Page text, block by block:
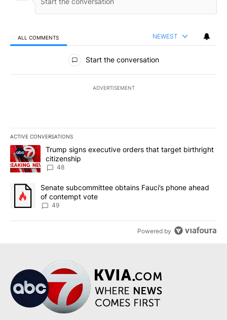
ALL COMMENTS NEWEST
All Comments
Start the conversation
ADVERTISEMENT
ACTIVE CONVERSATIONS
The following is a list of the most commented articles in the last
A trending article titled "Trump signs executive orders that
Trump signs executive orders that target birthright
citizenship
48
A trending article titled "Senate subcommittee obtains Fauci’s
Senate subcommittee obtains Fauci’s phone ahead
of contempt vote
49
Powered by